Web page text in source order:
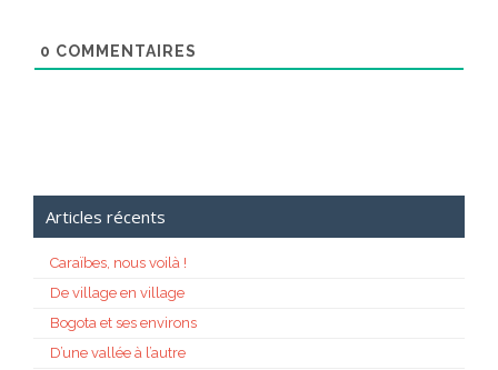
0 COMMENTAIRES
Articles récents
Caraïbes, nous voilà !
De village en village
Bogota et ses environs
D’une vallée à l’autre